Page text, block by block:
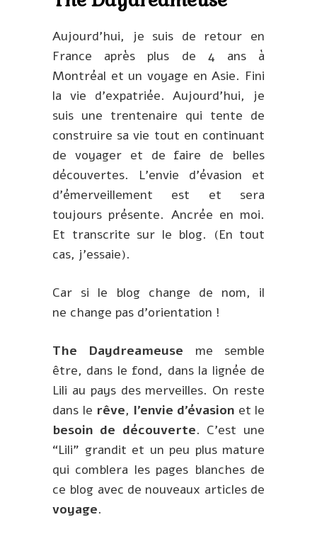
Aujourd’hui, je suis de retour en
France après plus de 4 ans à
Montréal et un voyage en Asie. Fini
la vie d’expatriée. Aujourd’hui, je
suis une trentenaire qui tente de
construire sa vie tout en continuant
de voyager et de faire de belles
découvertes. L’envie d’évasion et
d’émerveillement est et sera
toujours présente. Ancrée en moi.
Et transcrite sur le blog. (En tout
cas, j’essaie).
Car si le blog change de nom, il
ne change pas d’orientation !
The Daydreameuse me semble
être, dans le fond, dans la lignée de
Lili au pays des merveilles. On reste
dans le rêve, l’envie d’évasion et le
besoin de découverte. C’est une
“Lili” grandit et un peu plus mature
qui comblera les pages blanches de
ce blog avec de nouveaux articles de
voyage.